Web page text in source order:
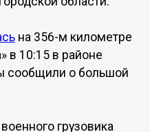
на 356-м километре
в 10:15 в районе
сообщили о большой
грузовика